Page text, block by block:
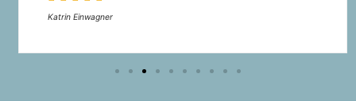
Katrin Einwagner